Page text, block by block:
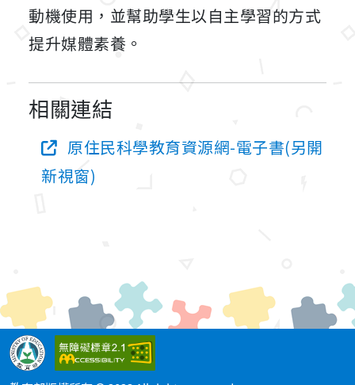
動機使用，並幫助學生以自主學習的方式
提升媒體素養。
相關連結
原住民科學教育資源網-電子書(另開
新視窗)